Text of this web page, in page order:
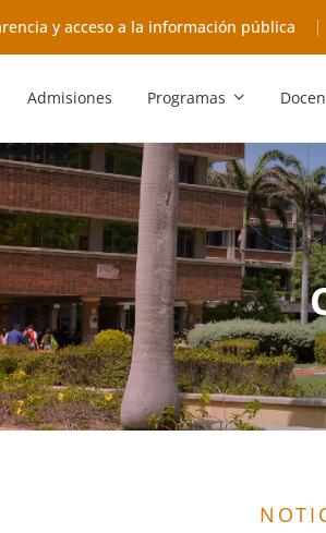
y acceso a la información pública
Admisiones Programas